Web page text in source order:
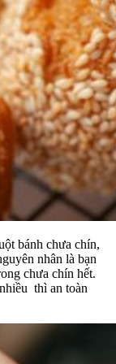
bánh chưa chín,
nhân là bạn
chưa chín hết.
thì an toàn